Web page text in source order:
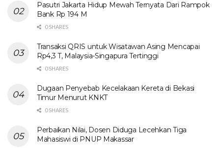
Pasutri Jakarta Hidup Mewah Ternyata Dari Rampok
Bank Rp 194 M
0 SHARES
Transaksi QRIS untuk Wisatawan Asing Mencapai
Rp4,3 T, Malaysia-Singapura Tertinggi
0 SHARES
Dugaan Penyebab Kecelakaan Kereta di Bekasi
Timur Menurut KNKT
0 SHARES
Perbaikan Nilai, Dosen Diduga Lecehkan Tiga
Mahasiswi di PNUP Makassar